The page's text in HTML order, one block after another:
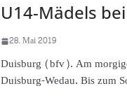
U14-Mädels
28. Mai 2019
Duisburg (bfv). Am
Duisburg-Wedau. Bis zum